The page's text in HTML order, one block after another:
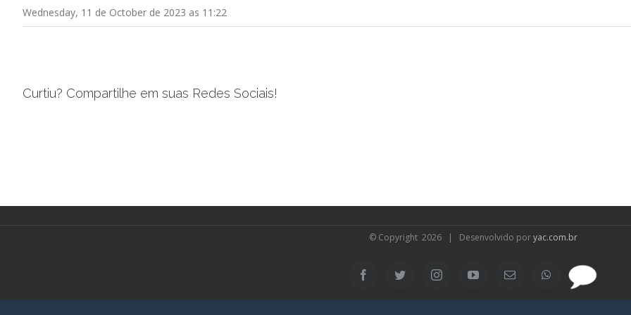
Wednesday, 11 de October de 2023 as 11:22
Curtiu? Compartilhe em suas Redes Sociais!
© Copyright 2026 | Desenvolvido poryac.com.br
FacebookTwitter InstagramYouTubeEmail WhatsApp
SAC